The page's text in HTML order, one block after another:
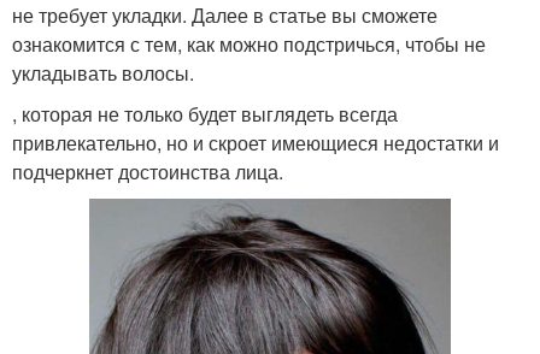
не требует укладки. Далее в статье вы сможете
ознакомится с тем, как можно подстричься, чтобы не
укладывать волосы.
, которая не только будет выглядеть всегда
привлекательно, но и скроет имеющиеся недостатки и
подчеркнет достоинства лица.